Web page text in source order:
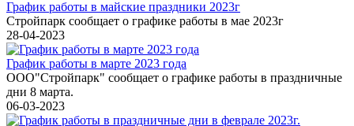
График работы в майские праздники 2023г
Стройпарк сообщает о графике работы в мае 2023г
28-04-2023
График работы в марте 2023 года
ООО"Стройпарк" сообщает о графике работы в праздничные
дни 8 марта.
06-03-2023